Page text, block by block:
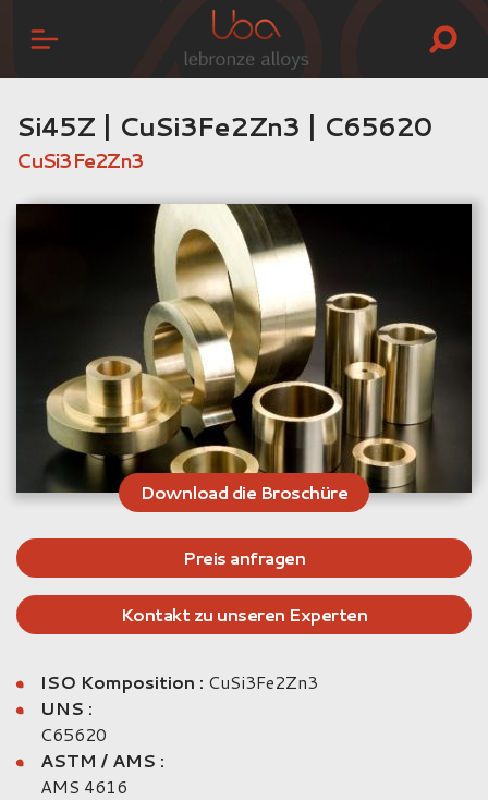
Si45Z | CuSi3Fe2Zn3 | C65620
CuSi3Fe2Zn3
Download die Broschüre
Preis anfragen
Kontakt zu unseren Experten
ISO Komposition : CuSi3Fe2Zn3
UNS :
C65620
ASTM / AMS :
AMS 4616